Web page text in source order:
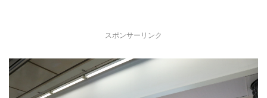
スポンサーリンク